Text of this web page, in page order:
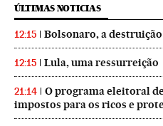
ÚLTIMAS NOTICIAS
12:15 Bolsonaro, a
12:15 Lula, uma ressurreição
21:14
O programa eleitoral
impostos para os ricos e